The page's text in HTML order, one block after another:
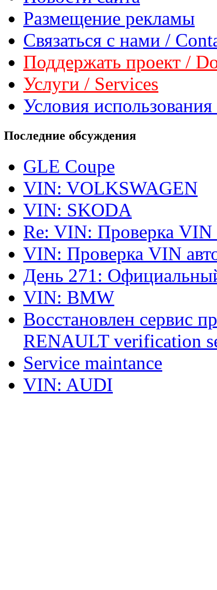
Размещение рекламы
Связаться с нами /
Поддержать проект /
Услуги / Services
Условия
Последние обсуждения
GLE Coupe
VIN: VOLKSWAGEN
VIN: SKODA
Re: VIN: Проверка VIN
VIN: Проверка VIN
День 271:
VIN: BMW
Восстановлен сервис
RENAULT verification
Service maintance
VIN: AUDI